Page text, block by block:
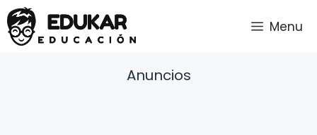
Saltar
al
contenido
Menu
Anuncios